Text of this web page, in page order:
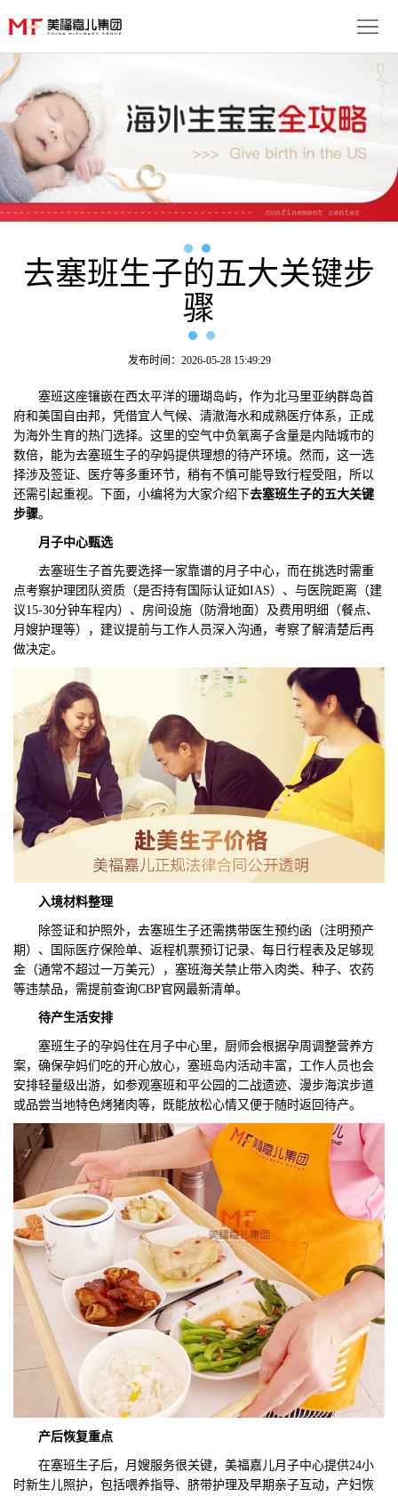
子
优
势
服
务
流
月
子
成
们
评
市
聚
去塞班生子的五大关键步
骤
发布时间：2026-05-28 15:49:29
塞班这座镶嵌在西太平洋的珊瑚岛屿，作为北马里亚纳群岛首
府和美国自由邦，凭借宜人气候、清澈海水和成熟医疗体系，正成
为海外生育的热门选择。这里的空气中负氧离子含量是内陆城市的
数倍，能为去塞班生子的孕妈提供理想的待产环境。然而，这一选
择涉及签证、医疗等多重环节，稍有不慎可能导致行程受阻，所以
还需引起重视。下面，小编将为大家介绍下去塞班生子的五大关键
步骤。
月子中心甄选
去塞班生子首先要选择一家靠谱的月子中心，而在挑选时需重
点考察护理团队资质（是否持有国际认证如IAS）、与医院距离（建
议15-30分钟车程内）、房间设施（防滑地面）及费用明细（餐点、
月嫂护理等），建议提前与工作人员深入沟通，考察了解清楚后再
做决定。
入境材料整理
除签证和护照外，去塞班生子还需携带医生预约函（注明预产
期）、国际医疗保险单、返程机票预订记录、每日行程表及足够现
金（通常不超过一万美元），塞班海关禁止带入肉类、种子、农药
等违禁品，需提前查询CBP官网最新清单。
待产生活安排
塞班生子的孕妈住在月子中心里，厨师会根据孕周调整营养方
案，确保孕妈们吃的开心放心，塞班岛内活动丰富，工作人员也会
安排轻量级出游，如参观塞班和平公园的二战遗迹、漫步海滨步道
或品尝当地特色烤猪肉等，既能放松心情又便于随时返回待产。
产后恢复重点
在塞班生子后，月嫂服务很关键，美福嘉儿月子中心提供24小
时新生儿照护，包括喂养指导、脐带护理及早期亲子互动，产妇恢